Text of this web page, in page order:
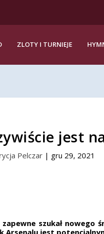
ZLOTY I TURNIEJE
jest
Pelczar| gru 29, 2021
szukał nowego
jest